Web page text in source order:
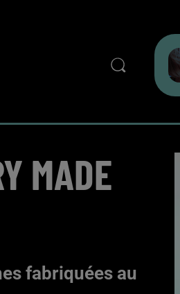
MADE
fabriquées au